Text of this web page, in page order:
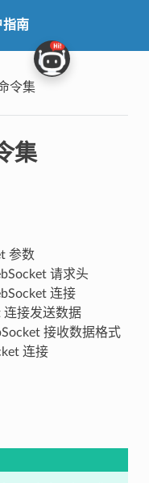
指南
令集
集
参数
请求头
连接
连接发送数据
接收数据格式
连接